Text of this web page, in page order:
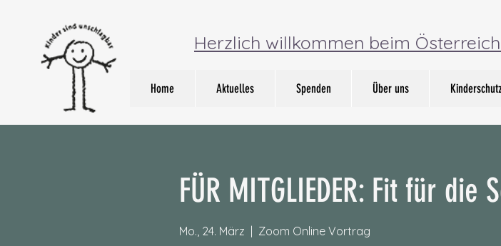
Herzlich willkommen beim
Home Aktuelles Spenden Über uns
FÜR MITGLIEDER: Fit für die
Mo., 24. März Zoom Online Vortrag